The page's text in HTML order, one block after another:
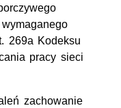
269a Kodeksu
pracy sieci
zachowanie